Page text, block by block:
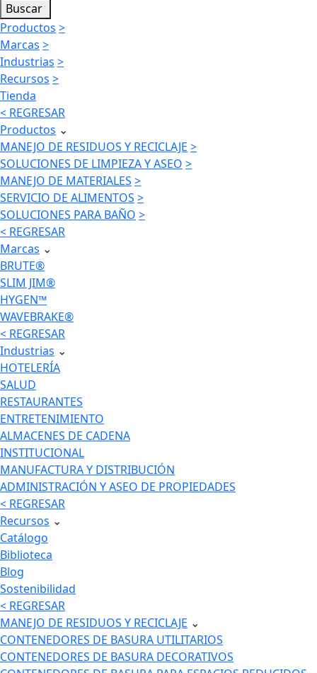
Buscar
Productos >
Marcas >
Industrias >
Recursos >
Tienda
< REGRESAR
Productos ⌄
MANEJO DE RESIDUOS Y RECICLAJE >
SOLUCIONES DE LIMPIEZA Y ASEO >
MANEJO DE MATERIALES >
SERVICIO DE ALIMENTOS >
SOLUCIONES PARA BAÑO >
< REGRESAR
Marcas ⌄
BRUTE®
SLIM JIM®
HYGEN™
WAVEBRAKE®
< REGRESAR
Industrias ⌄
HOTELERÍA
SALUD
RESTAURANTES
ENTRETENIMIENTO
ALMACENES DE CADENA
INSTITUCIONAL
MANUFACTURA Y DISTRIBUCIÓN
ADMINISTRACIÓN Y ASEO DE PROPIEDADES
< REGRESAR
Recursos ⌄
Catálogo
Biblioteca
Blog
Sostenibilidad
< REGRESAR
MANEJO DE RESIDUOS Y RECICLAJE ⌄
CONTENEDORES DE BASURA UTILITARIOS
CONTENEDORES DE BASURA DECORATIVOS